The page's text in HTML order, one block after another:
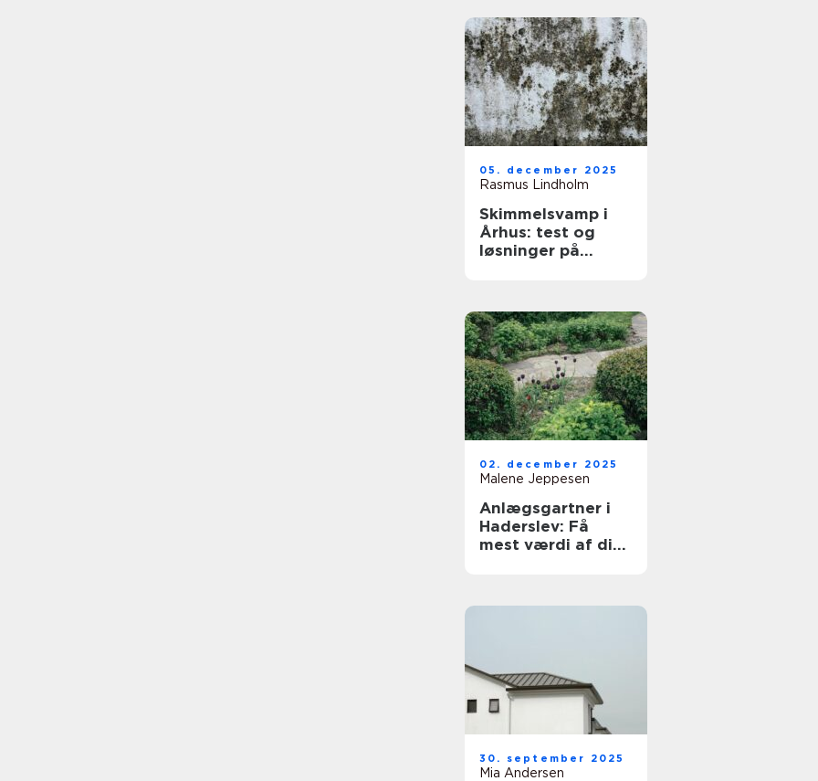
05. december 2025
Rasmus Lindholm
Skimmelsvamp i
Århus: test og
løsninger på
02. december 2025
Malene Jeppesen
Anlægsgartner i
Haderslev: Få
mest værdi af dit
30. september 2025
Mia Andersen